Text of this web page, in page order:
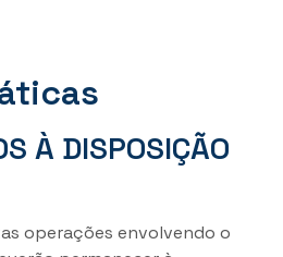
À DISPOSIÇÃO
operações envolvendo o